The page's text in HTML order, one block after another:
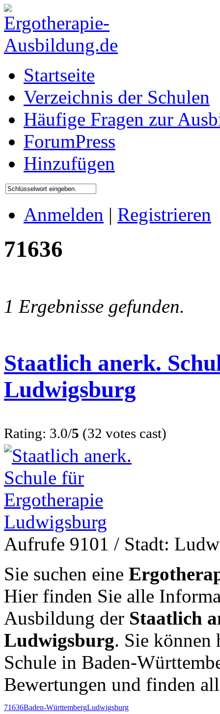
Startseite
Verzeichnis der Schulen
Häufige Fragen zur
ForumPress
Hinzufügen
Anmelden | Registrieren
71636
1 Ergebnisse gefunden.
Staatlich anerk.
Ludwigsburg
Rating: 3.0/5 (32 votes cast)
Aufrufe 9101 / Stadt:
Sie suchen eine
Hier finden Sie alle
Ausbildung der Staatlich
Ludwigsburg. Sie
Schule in Baden-
Bewertungen und finden
71636Baden-WürttembergLudwigsburg